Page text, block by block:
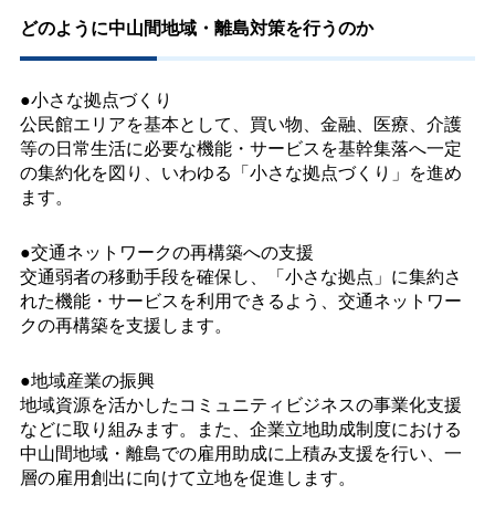
どのように中山間地域・離島対策を行うのか
●小さな拠点づくり
公民館エリアを基本として、買い物、金融、医療、介護
等の日常生活に必要な機能・サービスを基幹集落へ一定
の集約化を図り、いわゆる「小さな拠点づくり」を進め
ます。
●交通ネットワークの再構築への支援
交通弱者の移動手段を確保し、「小さな拠点」に集約さ
れた機能・サービスを利用できるよう、交通ネットワー
クの再構築を支援します。
●地域産業の振興
地域資源を活かしたコミュニティビジネスの事業化支援
などに取り組みます。また、企業立地助成制度における
中山間地域・離島での雇用助成に上積み支援を行い、一
層の雇用創出に向けて立地を促進します。